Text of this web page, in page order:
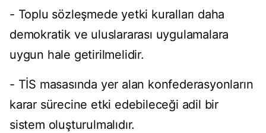
- Toplu sözleşmede yetki kuralları daha
demokratik ve uluslararası uygulamalara
uygun hale getirilmelidir.
- TİS masasında yer alan konfederasyonların
karar sürecine etki edebileceği adil bir
sistem oluşturulmalıdır.